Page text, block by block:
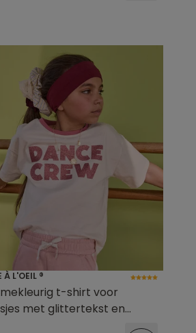
À L'OEIL ®
t-shirt voor
met glittertekst en